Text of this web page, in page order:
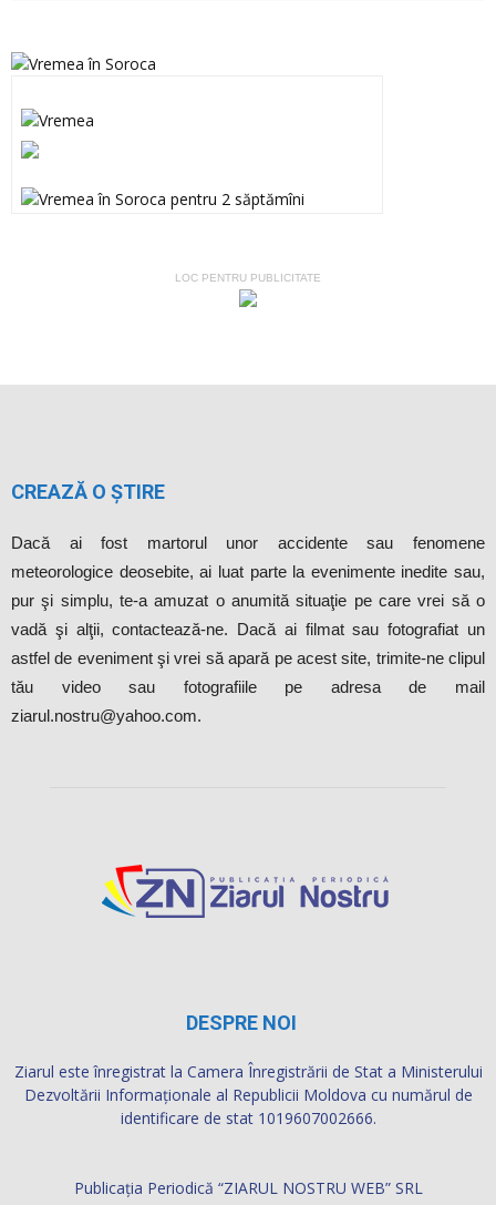
LOC PENTRU PUBLICITATE
CREAZĂ O ȘTIRE
Dacă ai fost martorul unor accidente sau fenomene
meteorologice deosebite, ai luat parte la evenimente inedite sau,
pur şi simplu, te-a amuzat o anumită situaţie pe care vrei să o
vadă şi alţii, contactează-ne. Dacă ai filmat sau fotografiat un
astfel de eveniment şi vrei să apară pe acest site, trimite-ne clipul
tău video sau fotografiile pe adresa de mail
ziarul.nostru@yahoo.com.
DESPRE NOI
Ziarul este înregistrat la Camera Înregistrării de Stat a Ministerului
Dezvoltării Informaţionale al Republicii Moldova cu numărul de
identificare de stat 1019607002666.
Publicația Periodică “ZIARUL NOSTRU WEB” SRL